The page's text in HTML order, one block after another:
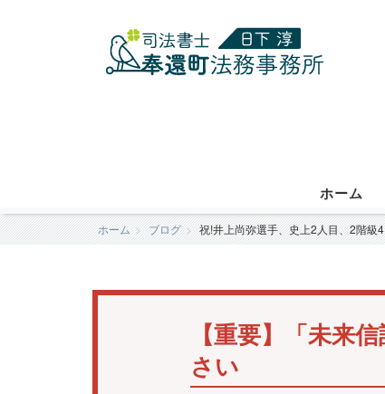
ホーム
ホーム ブログ 祝!井上尚弥選手、史上2人目、2階級
【重要】「未来
さい